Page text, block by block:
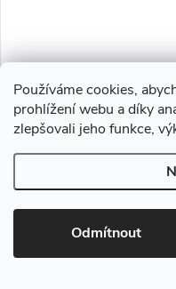
Používáme cookies,
prohlížení webu a díky
zlepšovali jeho funkce,
Odmítnout
Andromeda LESK
38x635x4100mm